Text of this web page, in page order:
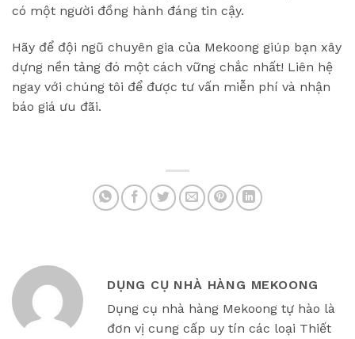
có một người đồng hành đáng tin cậy.
Hãy để đội ngũ chuyên gia của Mekoong giúp bạn xây
dựng nền tảng đó một cách vững chắc nhất! Liên hệ
ngay với chúng tôi để được tư vấn miễn phí và nhận
báo giá ưu đãi.
DỤNG CỤ NHÀ HÀNG MEKOONG
Dụng cụ nhà hàng Mekoong tự hào là
đơn vị cung cấp uy tín các loại Thiết